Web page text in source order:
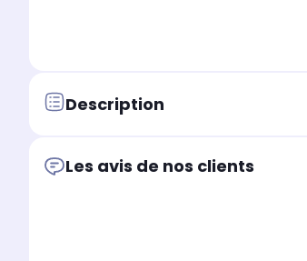
Description
Les avis de nos clients